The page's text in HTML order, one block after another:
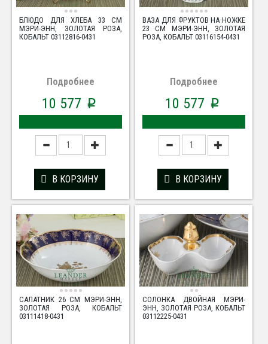
БЛЮДО ДЛЯ ХЛЕБА 33 СМ
МЭРИ-ЭНН, ЗОЛОТАЯ РОЗА,
КОБАЛЬТ 03112816-0431
Подробнее
10 577 p
В КОРЗИНУ
ВАЗА ДЛЯ ФРУКТОВ НА НОЖКЕ
23 СМ МЭРИ-ЭНН, ЗОЛОТАЯ
РОЗА, КОБАЛЬТ 03116154-0431
Подробнее
10 577 p
В КОРЗИНУ
САЛАТНИК 26 СМ МЭРИ-ЭНН,
ЗОЛОТАЯ РОЗА, КОБАЛЬТ
03111418-0431
СОЛОНКА ДВОЙНАЯ МЭРИ-
ЭНН, ЗОЛОТАЯ РОЗА, КОБАЛЬТ
03112225-0431